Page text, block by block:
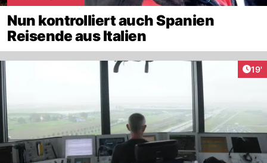
Nun kontrolliert auch Spanien
Reisende aus Italien
19'